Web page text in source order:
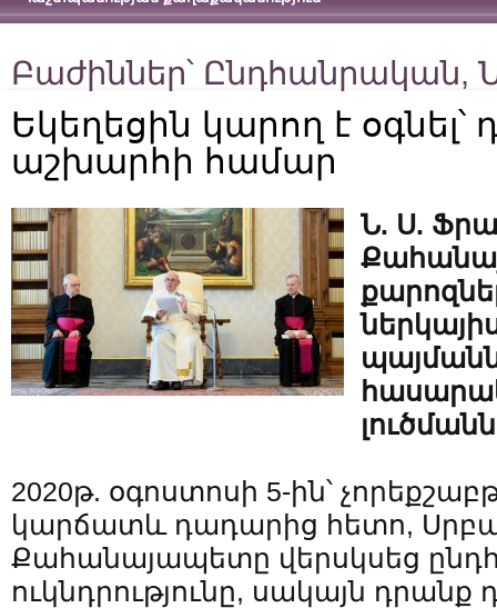
Բաժիններ՝ Ընդհանրական,
Եկեղեցին կարող է օգնել՝
աշխարհի համար
Ն. Ս.
2020թ. օգոստոսի 5-ին՝
կարճատև դադարից հետո,
Քահանայապետը վերսկսեց
ուկնդրությունը, սակայն